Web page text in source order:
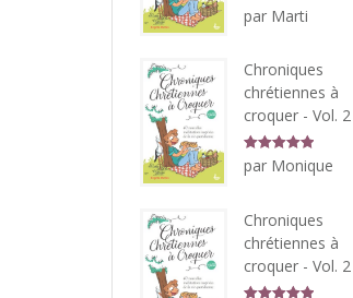
5 sur
5
par Marti
Chroniques
chrétiennes à
croquer - Vol. 2
5 sur
5
par Monique
Chroniques
chrétiennes à
croquer - Vol. 2